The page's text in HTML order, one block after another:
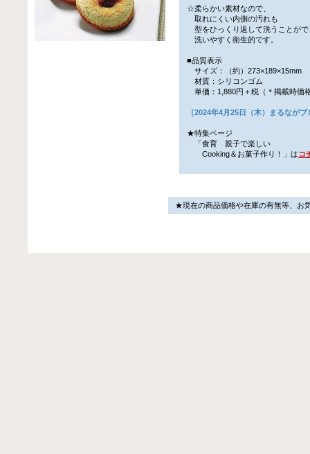
☆柔らかい素材なので、
取れにくい内側の汚れも
型をひっくり返して洗うことがで
洗いやすく衛生的です。
■品質表示
サイズ：（約）273×189×15mm
材質：シリコンゴム
単価：1,880円＋税（＊掲載時価
［2024年4月25日（木）まるなが
★特集ページ
「食育 親子で楽しい
Cooking＆お菓子作り！」はコ
★現在の商品価格や在庫の有無等、お